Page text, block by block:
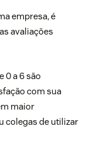
empresa, é
avaliações
0 a 6 são
com sua
maior
colegas de utilizar